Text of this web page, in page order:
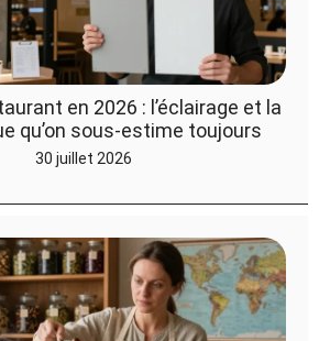
en 2026 : l’éclairage et la
qu’on sous-estime toujours
30 juillet 2026